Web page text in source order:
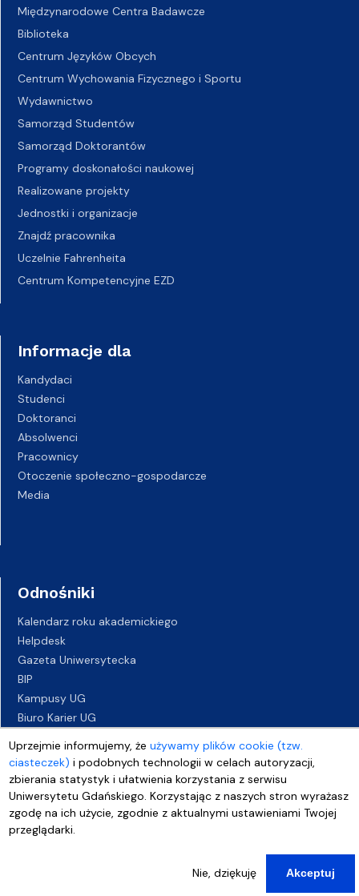
Uprzejmie informujemy, żeużywamy plików cookie (tzw.
ciasteczek) i podobnych technologii w celach autoryzacji,
zbierania statystyk i ułatwienia korzystania z serwisu
Uniwersytetu Gdańskiego. Korzystając z naszych stron wyrażasz
zgodę na ich użycie, zgodnie z aktualnymi ustawieniami Twojej
przeglądarki.
Nie, dziękuję Akceptuj
Międzynarodowe Centra Badawcze
Biblioteka
Centrum Języków Obcych
Centrum Wychowania Fizycznego i Sportu
Wydawnictwo
Samorząd Studentów
Samorząd Doktorantów
Programy doskonałości naukowej
Realizowane projekty
Jednostki i organizacje
Znajdź pracownika
Uczelnie Fahrenheita
Centrum Kompetencyjne EZD
Informacje dla
Kandydaci
Studenci
Doktoranci
Absolwenci
Pracownicy
Otoczenie społeczno-gospodarcze
Media
Odnośniki
Kalendarz roku akademickiego
Helpdesk
Gazeta Uniwersytecka
BIP
Kampusy UG
Biuro Karier UG
Deklaracja dostępności